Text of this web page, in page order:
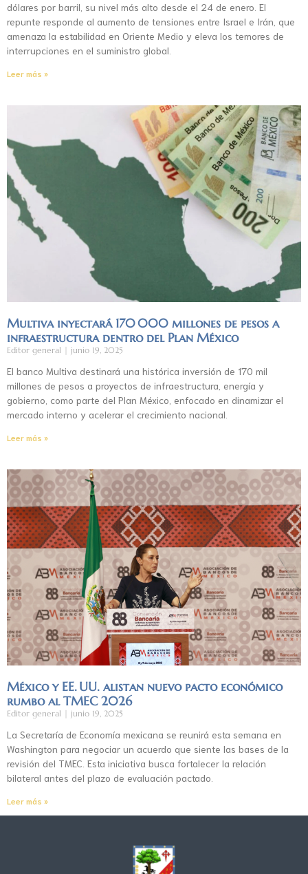
dólares por barril, su nivel más alto desde el 24 de enero. El
repunte responde al aumento de tensiones entre Israel e Irán, que
amenaza la estabilidad en Oriente Medio y eleva los temores de
interrupciones en el suministro global.
Leer más »
Multiva inyectará 170 000 millones de pesos a
infraestructura dentro del Plan México
Editor general junio 19, 2025
El banco Multiva destinará una histórica inversión de 170 mil
millones de pesos a proyectos de infraestructura, energía y
gobierno, como parte del Plan México, enfocado en dinamizar el
mercado interno y acelerar el crecimiento nacional.
Leer más »
México y EE. UU. alistan nuevo pacto económico
rumbo al TMEC 2026
Editor general junio 19, 2025
La Secretaría de Economía mexicana se reunirá esta semana en
Washington para negociar un acuerdo que siente las bases de la
revisión del TMEC. Esta iniciativa busca fortalecer la relación
bilateral antes del plazo de evaluación pactado.
Leer más »